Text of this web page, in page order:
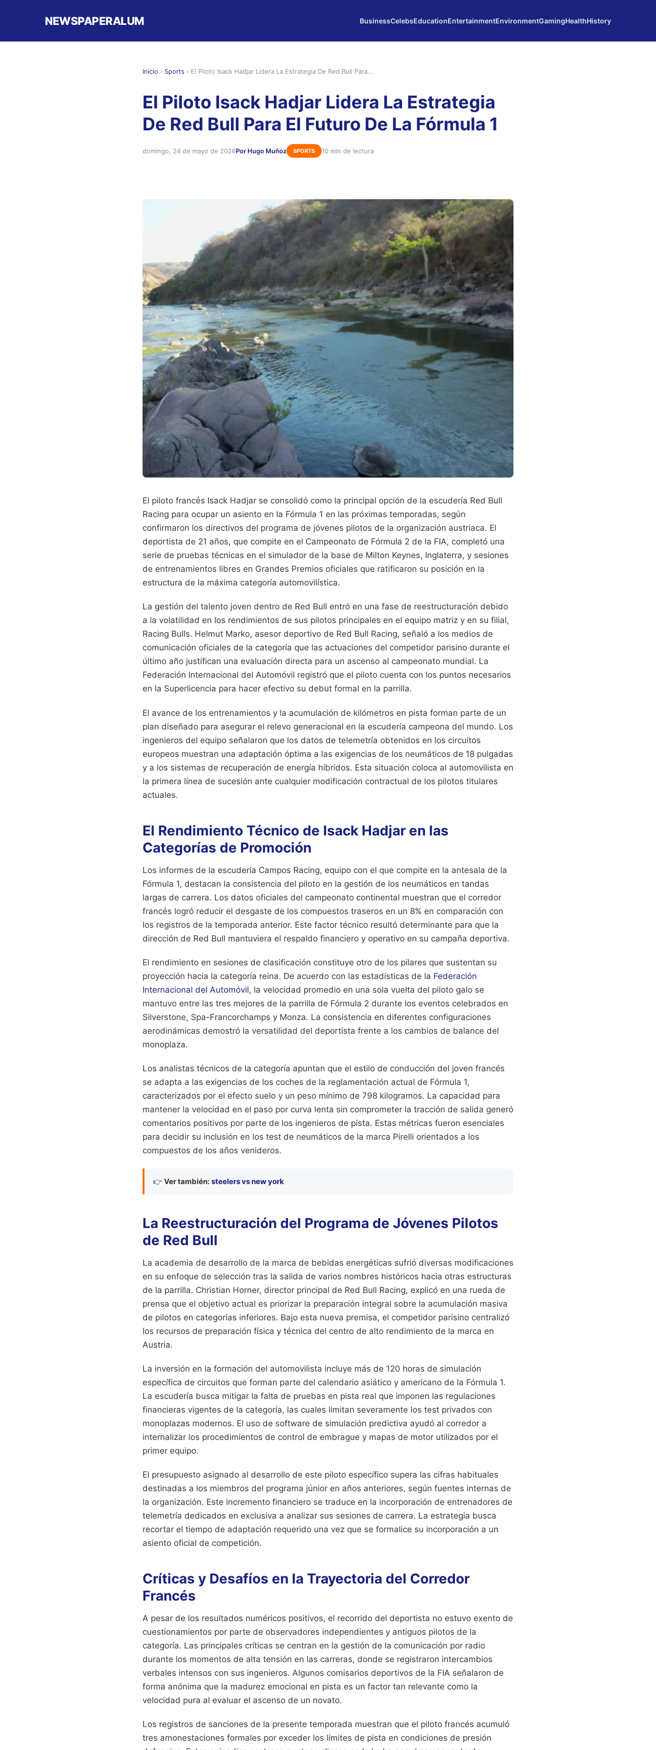
NEWSPAPERALUM BusinessCelebsEducationEntertainmentEnvironmentGamingHealthHistory
Inicio › Sports › El Piloto Isack Hadjar Lidera La Estrategia De Red Bull Para...
El Piloto Isack Hadjar Lidera La Estrategia
De Red Bull Para El Futuro De La Fórmula 1
domingo, 24 de mayo de 2026Por Hugo Muñoz SPORTS 10 min de lectura
El piloto francés Isack Hadjar se consolidó como la principal opción de la escudería Red Bull
Racing para ocupar un asiento en la Fórmula 1 en las próximas temporadas, según
confirmaron los directivos del programa de jóvenes pilotos de la organización austriaca. El
deportista de 21 años, que compite en el Campeonato de Fórmula 2 de la FIA, completó una
serie de pruebas técnicas en el simulador de la base de Milton Keynes, Inglaterra, y sesiones
de entrenamientos libres en Grandes Premios oficiales que ratificaron su posición en la
estructura de la máxima categoría automovilística.
La gestión del talento joven dentro de Red Bull entró en una fase de reestructuración debido
a la volatilidad en los rendimientos de sus pilotos principales en el equipo matriz y en su filial,
Racing Bulls. Helmut Marko, asesor deportivo de Red Bull Racing, señaló a los medios de
comunicación oficiales de la categoría que las actuaciones del competidor parisino durante el
último año justifican una evaluación directa para un ascenso al campeonato mundial. La
Federación Internacional del Automóvil registró que el piloto cuenta con los puntos necesarios
en la Superlicencia para hacer efectivo su debut formal en la parrilla.
El avance de los entrenamientos y la acumulación de kilómetros en pista forman parte de un
plan diseñado para asegurar el relevo generacional en la escudería campeona del mundo. Los
ingenieros del equipo señalaron que los datos de telemetría obtenidos en los circuitos
europeos muestran una adaptación óptima a las exigencias de los neumáticos de 18 pulgadas
y a los sistemas de recuperación de energía híbridos. Esta situación coloca al automovilista en
la primera línea de sucesión ante cualquier modificación contractual de los pilotos titulares
actuales.
El Rendimiento Técnico de Isack Hadjar en las
Categorías de Promoción
Los informes de la escudería Campos Racing, equipo con el que compite en la antesala de la
Fórmula 1, destacan la consistencia del piloto en la gestión de los neumáticos en tandas
largas de carrera. Los datos oficiales del campeonato continental muestran que el corredor
francés logró reducir el desgaste de los compuestos traseros en un 8% en comparación con
los registros de la temporada anterior. Este factor técnico resultó determinante para que la
dirección de Red Bull mantuviera el respaldo financiero y operativo en su campaña deportiva.
El rendimiento en sesiones de clasificación constituye otro de los pilares que sustentan su
proyección hacia la categoría reina. De acuerdo con las estadísticas de la Federación
Internacional del Automóvil, la velocidad promedio en una sola vuelta del piloto galo se
mantuvo entre las tres mejores de la parrilla de Fórmula 2 durante los eventos celebrados en
Silverstone, Spa-Francorchamps y Monza. La consistencia en diferentes configuraciones
aerodinámicas demostró la versatilidad del deportista frente a los cambios de balance del
monoplaza.
Los analistas técnicos de la categoría apuntan que el estilo de conducción del joven francés
se adapta a las exigencias de los coches de la reglamentación actual de Fórmula 1,
caracterizados por el efecto suelo y un peso mínimo de 798 kilogramos. La capacidad para
mantener la velocidad en el paso por curva lenta sin comprometer la tracción de salida generó
comentarios positivos por parte de los ingenieros de pista. Estas métricas fueron esenciales
para decidir su inclusión en los test de neumáticos de la marca Pirelli orientados a los
compuestos de los años venideros.
👉 Ver también: steelers vs new york
La Reestructuración del Programa de Jóvenes Pilotos
de Red Bull
La academia de desarrollo de la marca de bebidas energéticas sufrió diversas modificaciones
en su enfoque de selección tras la salida de varios nombres históricos hacia otras estructuras
de la parrilla. Christian Horner, director principal de Red Bull Racing, explicó en una rueda de
prensa que el objetivo actual es priorizar la preparación integral sobre la acumulación masiva
de pilotos en categorías inferiores. Bajo esta nueva premisa, el competidor parisino centralizó
los recursos de preparación física y técnica del centro de alto rendimiento de la marca en
Austria.
La inversión en la formación del automovilista incluye más de 120 horas de simulación
específica de circuitos que forman parte del calendario asiático y americano de la Fórmula 1.
La escudería busca mitigar la falta de pruebas en pista real que imponen las regulaciones
financieras vigentes de la categoría, las cuales limitan severamente los test privados con
monoplazas modernos. El uso de software de simulación predictiva ayudó al corredor a
internalizar los procedimientos de control de embrague y mapas de motor utilizados por el
primer equipo.
El presupuesto asignado al desarrollo de este piloto específico supera las cifras habituales
destinadas a los miembros del programa júnior en años anteriores, según fuentes internas de
la organización. Este incremento financiero se traduce en la incorporación de entrenadores de
telemetría dedicados en exclusiva a analizar sus sesiones de carrera. La estrategia busca
recortar el tiempo de adaptación requerido una vez que se formalice su incorporación a un
asiento oficial de competición.
Críticas y Desafíos en la Trayectoria del Corredor
Francés
A pesar de los resultados numéricos positivos, el recorrido del deportista no estuvo exento de
cuestionamientos por parte de observadores independientes y antiguos pilotos de la
categoría. Las principales críticas se centran en la gestión de la comunicación por radio
durante los momentos de alta tensión en las carreras, donde se registraron intercambios
verbales intensos con sus ingenieros. Algunos comisarios deportivos de la FIA señalaron de
forma anónima que la madurez emocional en pista es un factor tan relevante como la
velocidad pura al evaluar el ascenso de un novato.
Los registros de sanciones de la presente temporada muestran que el piloto francés acumuló
tres amonestaciones formales por exceder los límites de pista en condiciones de presión